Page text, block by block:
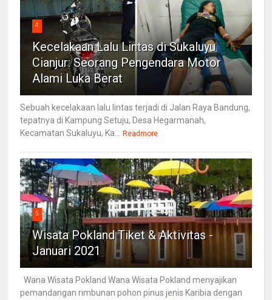
4
Kecelakaan Lalu Lintas di Sukaluyu
Cianjur: Seorang Pengendara Motor
Alami Luka Berat
Sebuah kecelakaan lalu lintas terjadi di Jalan Raya Bandung,
tepatnya di Kampung Setuju, Desa Hegarmanah,
Kecamatan Sukaluyu, Ka... Readmore
5
Wisata Pokland Tiket & Aktivitas -
Januari 2021
Wana Wisata Pokland Wana Wisata Pokland menyajikan
pemandangan rimbunan pohon pinus jenis Karibia dengan